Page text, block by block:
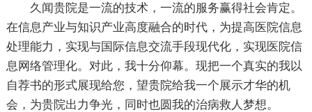
久闻贵院是一流的技术，一流的服务赢得社会肯定。
在信息产业与知识产业高度融合的时代，为提高医院信息
处理能力，实现与国际信息交流手段现代化，实现医院信
息网络管理化。对此，我十分仰幕。现把一个真实的我以
自荐书的形式展现给您，望贵院给我一个展示才华的机
会，为贵院出力争光，同时也圆我的治病救人梦想。